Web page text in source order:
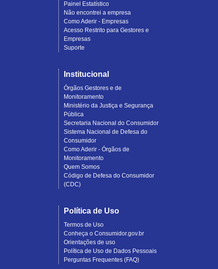
Painel Estatístico
Não encontrei a empresa
Como Aderir - Empresas
Acesso Restrito para Gestores e
Empresas
Suporte
Institucional
Órgãos Gestores e de
Monitoramento
Ministério da Justiça e Segurança
Pública
Secretaria Nacional do Consumidor
Sistema Nacional de Defesa do
Consumidor
Como Aderir - Órgãos de
Monitoramento
Quem Somos
Código de Defesa do Consumidor
(CDC)
Política de Uso
Termos de Uso
Conheça o Consumidor.gov.br
Orientações de uso
Política de Uso de Dados Pessoais
Perguntas Frequentes (FAQ)